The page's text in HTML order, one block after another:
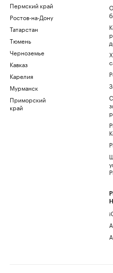
Пермский край
Ростов-на-Дону
Татарстан
Тюмень
Черноземье
Кавказ
Карелия
Мурманск
Приморский
край